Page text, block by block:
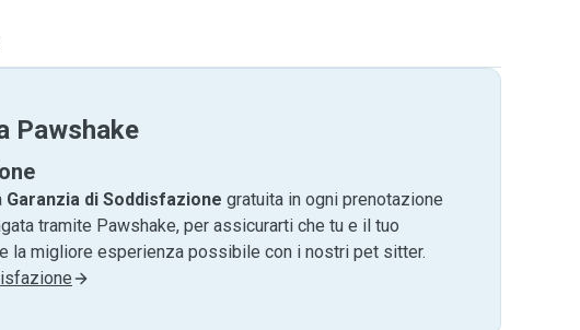
Pawshake
Garanzia di Soddisfazione gratuita in ogni prenotazione
tramite Pawshake, per assicurarti che tu e il tuo
la migliore esperienza possibile con i nostri pet sitter.